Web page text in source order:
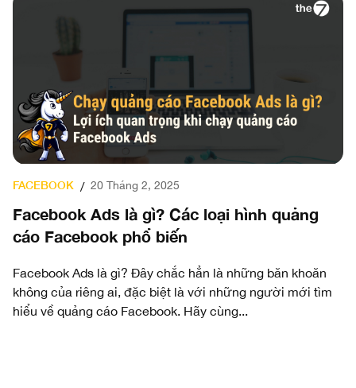
Thiết kế nội dung sáng tạo cho LinkedIn
Mục Lục Toggle Nội dung sáng tạo chất lượng vì sao lại
Components of Creative Design (Các yếu tố cốt lõi của
thiết...